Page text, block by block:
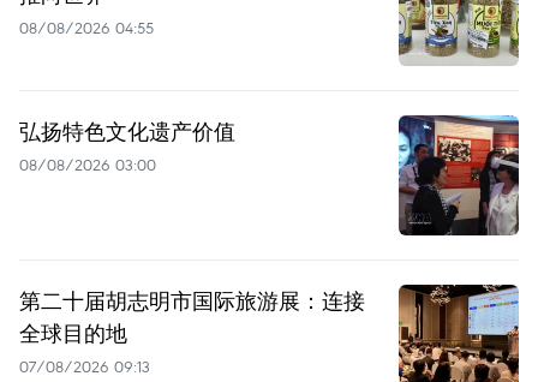
08/08/2026 04:55
弘扬特色文化遗产价值
08/08/2026 03:00
第二十届胡志明市国际旅游展：连接
全球目的地
07/08/2026 09:13